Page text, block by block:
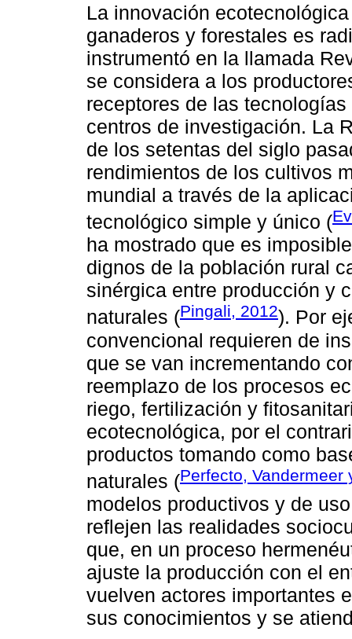
La innovación
ganaderos y forestales es
instrumentó en la llamada
se considera a los
receptores de las
centros de investigación. La
de los setentas del siglo
rendimientos de los cultivos
mundial a través de la
tecnológico simple y único (
ha mostrado que es
dignos de la población rural
sinérgica entre producción y
naturales (Pingali, 2012). Por
convencional requieren de
que se van incrementando
reemplazo de los procesos
riego, fertilización y
ecotecnológica, por el
productos tomando como
naturales (Perfecto, Vandermeer
modelos productivos y de
reflejen las realidades
que, en un proceso
ajuste la producción con el
vuelven actores importantes
sus conocimientos y se